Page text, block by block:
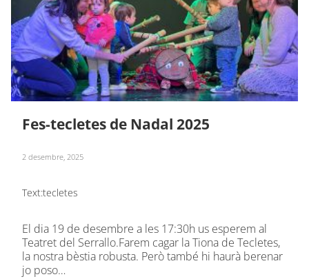
Fes-tecletes de Nadal 2025
2 desembre, 2025
Text:tecletes
El dia 19 de desembre a les 17:30h us esperem al
Teatret del Serrallo.Farem cagar la Tiona de Tecletes,
la nostra bèstia robusta. Però també hi haurà berenar
jo poso…